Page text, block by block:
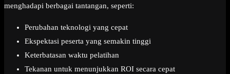
menghadapi berbagai tantangan, seperti:
Perubahan teknologi yang cepat
Ekspektasi peserta yang semakin tinggi
Keterbatasan waktu pelatihan
Tekanan untuk menunjukkan ROI secara cepat